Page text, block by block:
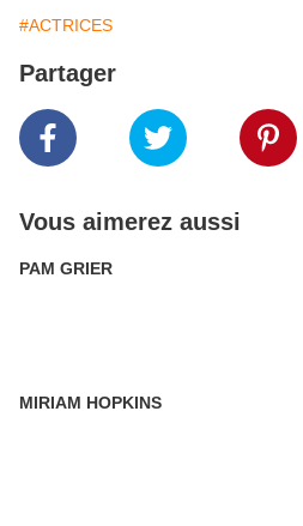
#ACTRICES
Partager
Vous aimerez aussi
PAM GRIER
MIRIAM HOPKINS